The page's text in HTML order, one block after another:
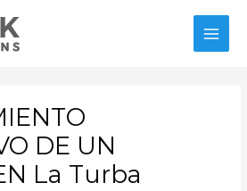
DE UN
La Turba